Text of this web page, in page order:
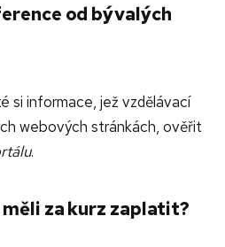
od bývalých
si informace, jež vzdělávací
webových stránkách, ověřit
.
za kurz zaplatit?